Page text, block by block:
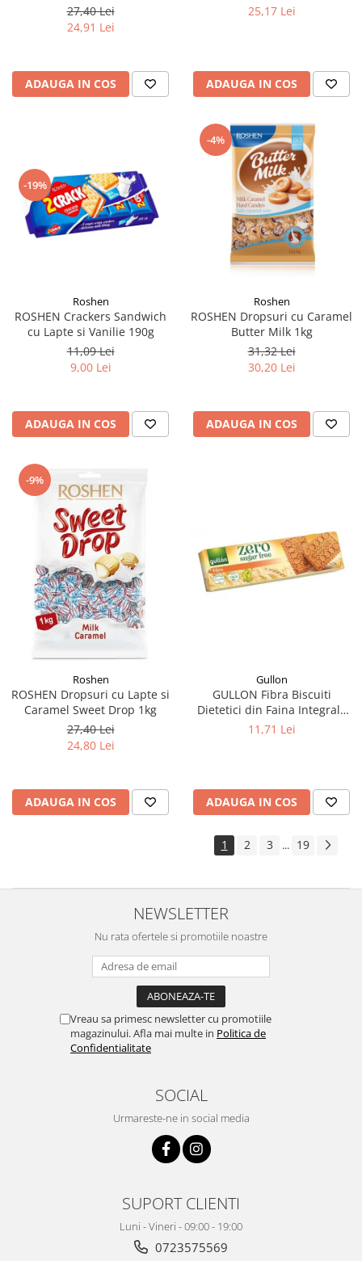
27,40 Lei
24,91 Lei
ADAUGA IN COS
25,17 Lei
ADAUGA IN COS
-19%
Roshen
ROSHEN Crackers Sandwich
cu Lapte si Vanilie 190g
11,09 Lei
9,00 Lei
ADAUGA IN COS
-4%
Roshen
ROSHEN Dropsuri cu Caramel
Butter Milk 1kg
31,32 Lei
30,20 Lei
ADAUGA IN COS
-9%
Roshen
ROSHEN Dropsuri cu Lapte si
Caramel Sweet Drop 1kg
27,40 Lei
24,80 Lei
ADAUGA IN COS
Gullon
GULLON Fibra Biscuiti
Dietetici din Faina Integrala
170g
11,71 Lei
ADAUGA IN COS
1 2 3 ... 19
NEWSLETTER
Nu rata ofertele si promotiile noastre
Vreau sa primesc newsletter cu promotiile
magazinului. Afla mai multe in Politica de
Confidentialitate
SOCIAL
Urmareste-ne in social media
SUPORT CLIENTI
Luni - Vineri - 09:00 - 19:00
0723575569